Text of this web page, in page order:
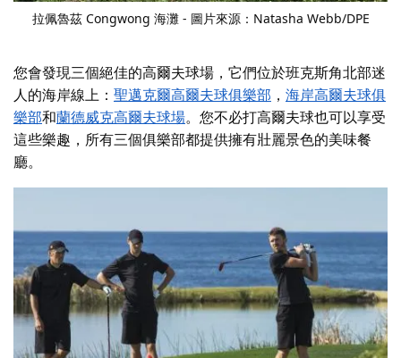
拉佩魯茲 Congwong 海灘 - 圖片來源：Natasha Webb/DPE
您會發現三個絕佳的高爾夫球場，它們位於班克斯角北部迷
人的海岸線上： 聖邁克爾高爾夫球俱樂部 ， 海岸高爾夫球俱
樂部和蘭德威克高爾夫球場。 您不必打高爾夫球也可以享受
這些樂趣，所有三個俱樂部都提供擁有壯麗景色的美味餐
廳。